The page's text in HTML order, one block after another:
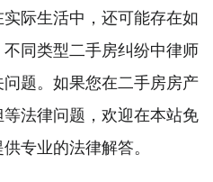
际生活中，还可能存在如
同类型二手房纠纷中律师
题。如果您在二手房房产
法律问题，欢迎在本站免
专业的法律解答。